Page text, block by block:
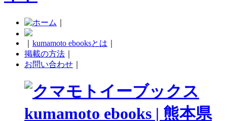
kumamoto ebooksとは
掲載の方法
お問い合わせ